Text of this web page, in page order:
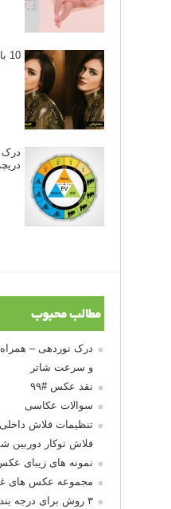
10 باید و نباید در روتوش عکس ها
مطالب محبوب
و سرعت شاتر
نقد عکس #۹۹
سوالات عکاسی
تنظیمات فلاش داخلی
فلاش توکار دوربین
نمونه های زیبای
مجموعه عکس های
۳ روش برای درجه